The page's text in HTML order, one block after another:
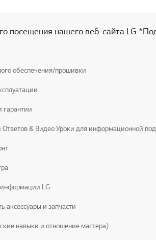
посещения нашего веб-сайта LG
обеспечения/прошивки
гарантии
Ответов & Видео Уроки для информационной
LG
аксессуары и запчасти
навыки и отношение мастера)